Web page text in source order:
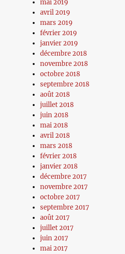
mai 2019
avril 2019
mars 2019
février 2019
janvier 2019
décembre 2018
novembre 2018
octobre 2018
septembre 2018
août 2018
juillet 2018
juin 2018
mai 2018
avril 2018
mars 2018
février 2018
janvier 2018
décembre 2017
novembre 2017
octobre 2017
septembre 2017
août 2017
juillet 2017
juin 2017
mai 2017